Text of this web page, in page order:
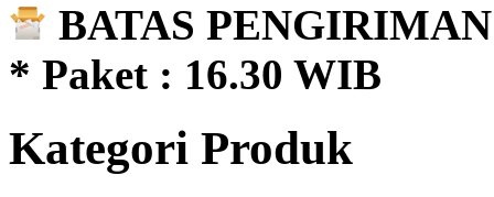
BATAS
* Paket : 16.30 WIB
Kategori Produk